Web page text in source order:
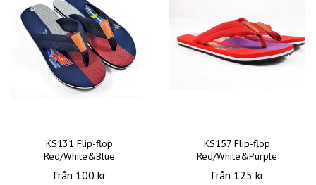
KS131 Flip-flop
Red/White&Blue
från 100 kr
KS157 Flip-flop
Red/White&Purple
från 125 kr